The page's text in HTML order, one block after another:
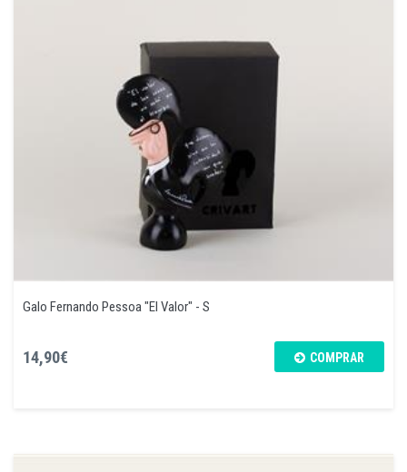
Galo Fernando Pessoa "El Valor" - S
14,90€ COMPRAR